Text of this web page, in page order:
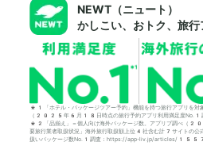
NEWT（ニュート）
かしこい、おトク、旅行
*1「ホテル・パッケージツアー予約」機能を持つ旅行アプリを対
（2025年6月18日時点の旅行予約アプリ利用満足度No.1調
*2「品揃え」＝個人向け海外パッケージ数。アプリブ調
要旅行業者取扱状況」海外旅行取扱額上位4社含む計7サイトの公
扱いパッケージ数No.1調査：https://app-liv.jp/articles/